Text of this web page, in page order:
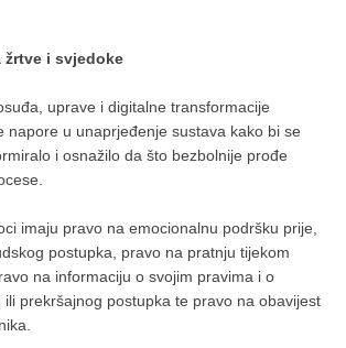
žrtve i svjedoke
uprave i digitalne transformacije
napore u unaprjeđenje sustava kako bi se
i osnažilo da što bezbolnije prođe
imaju pravo na emocionalnu podršku prije,
postupka, pravo na pratnju tijekom
na informaciju o svojim pravima i o
ili prekršajnog postupka te pravo na obavijest